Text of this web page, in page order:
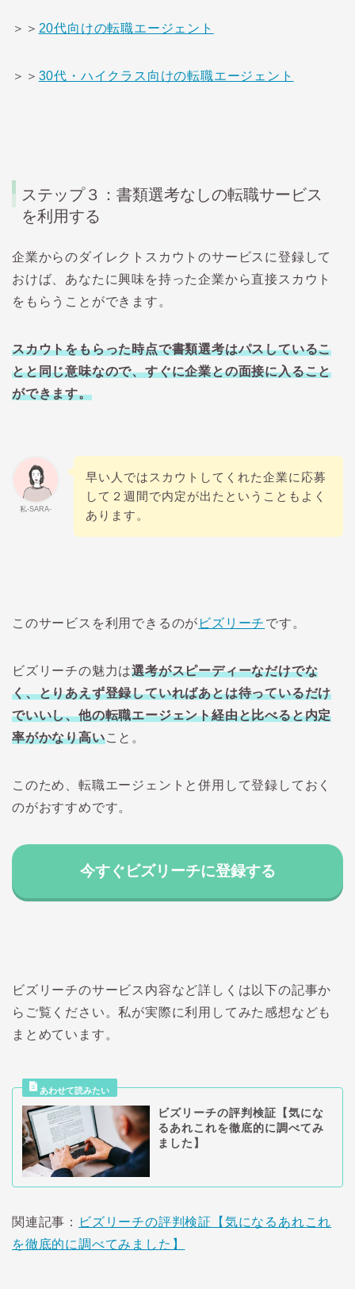
＞＞ 20代向けの転職エージェント
＞＞ 30代・ハイクラス向けの転職エージェント
ステップ３：書類選考なしの転職サービス
を利用する
企業からのダイレクトスカウトのサービスに登録して
おけば、あなたに興味を持った企業から直接スカウト
をもらうことができます。
スカウトをもらった時点で書類選考はパスしているこ
とと同じ意味なので、すぐに企業との面接に入ること
ができます。
私-SARA-
早い人ではスカウトしてくれた企業に応募
して２週間で内定が出たということもよく
あります。
このサービスを利用できるのが ビズリーチ です。
ビズリーチの魅力は選考がスピーディーなだけでな
く、とりあえず登録していればあとは待っているだけ
でいいし、他の転職エージェント経由と比べると内定
率がかなり高いこと。
このため、転職エージェントと併用して登録しておく
のがおすすめです。
今すぐビズリーチに登録する
ビズリーチのサービス内容など詳しくは以下の記事か
らご覧ください。私が実際に利用してみた感想なども
まとめています。
ビズリーチの評判検証【気にな
るあれこれを徹底的に調べてみ
ました】
関連記事：
ビズリーチの評判検証【気になるあれこれ
を徹底的に調べてみました】